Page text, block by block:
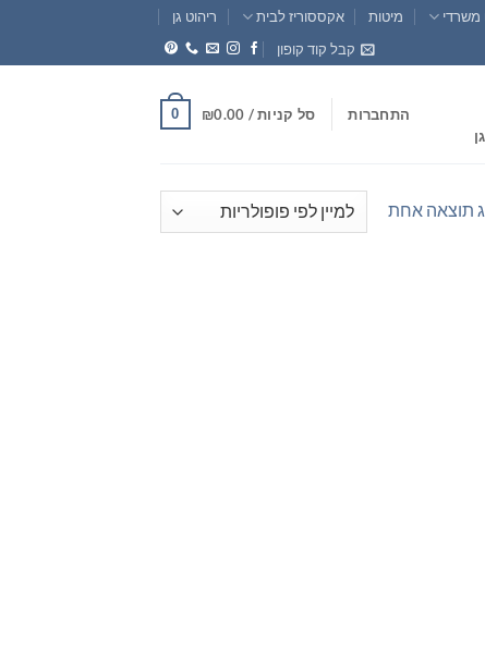
משרדי מיטות אקססוריז לבית
ריהוט גן
קבל קוד קופון
התחברות סל קניות / ₪0.00
0
תוצאה אחת